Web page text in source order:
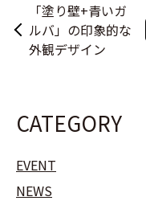
「塗り壁+青いガ
ルバ」の印象的な
外観デザイン
CATEGORY
EVENT
NEWS